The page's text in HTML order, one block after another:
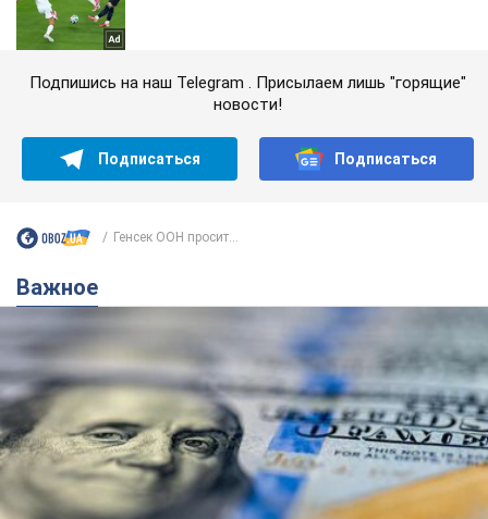
Подпишись на наш Telegram . Присылаем лишь "горящие"
новости!
Подписаться Подписаться
Генсек ООН просит...
Важное